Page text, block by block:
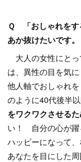
Ｑ 「おしゃれをす
あか抜けたいです。
大人の女性にとっ
は、異性の目を気
他人軸でおしゃれ
のように40代後半以
をワクワクさせるた
い！ 自分の心が躍
ハッピーになって
あなたを目にした